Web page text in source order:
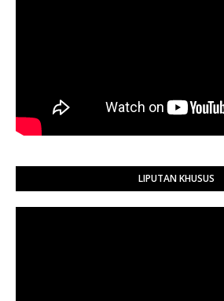
LIPUTAN KHUSUS